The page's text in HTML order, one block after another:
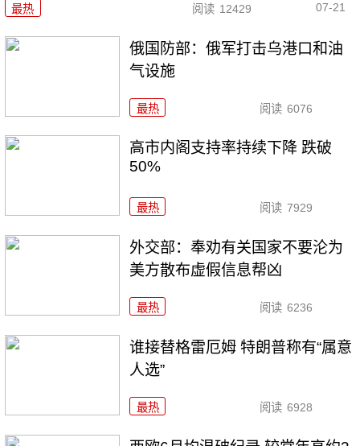
最热 阅读 12429 07-21
俄国防部：俄军打击乌港口和油
气设施
最热 阅读 6076
高市内阁支持率持续下降 跌破
50%
最热 阅读 7929
外交部：奉劝有关国家不要沦为
美方散布虚假信息帮凶
最热 阅读 6236
谁接替格雷厄姆 特朗普称有“属意
人选”
最热 阅读 6928